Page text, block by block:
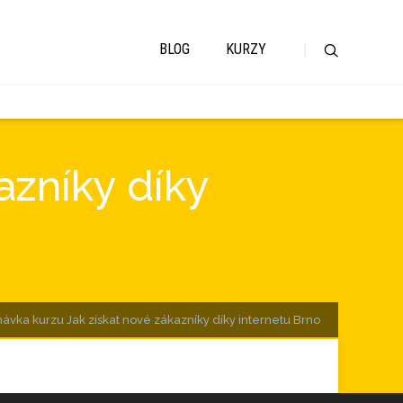
BLOG KURZY
díky
kurzu Jak získat nové zákazníky díky internetu Brno